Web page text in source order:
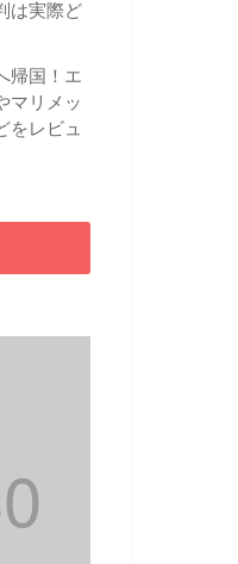
は実際ど
帰国！エ
マリメッ
をレビュ